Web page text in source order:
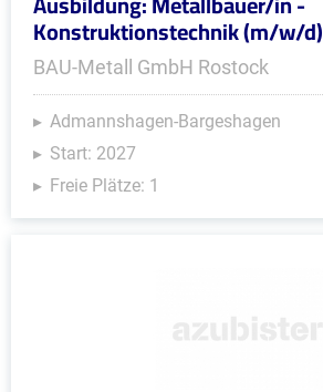
Konstruktionstechnik (m/w/d)
BAU-Metall GmbH Rostock
Admannshagen-Bargeshagen
Start: 2027
Freie Plätze: 1